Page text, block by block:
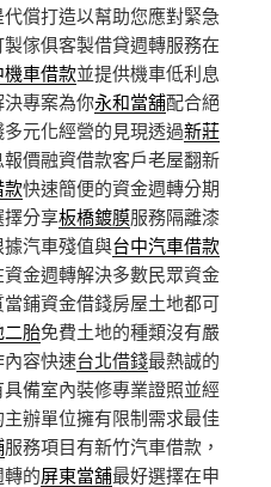
償打造以幫助您應對緊急
傢俱客製借貸週轉服務在
機車借款並提供機車低利息
專案為你永和當舖配合絕
元化經營的見現透過新莊
價融資借款客戶老屋翻新
款快速簡便的資金週轉分期
分享板橋鍍膜服務隔離漆
汽車殘值與台中汽車借款
金週轉解決多數民眾資金
鋪資金借錢房屋土地都可
二胎免費土地的種類沒有嚴
容快速台北借錢最熱誠的
備室內裝修專業證照並經
辦單位擁有限制需求最佳
服務項目有新竹汽車借款，
的屏東當舖最好選擇在申